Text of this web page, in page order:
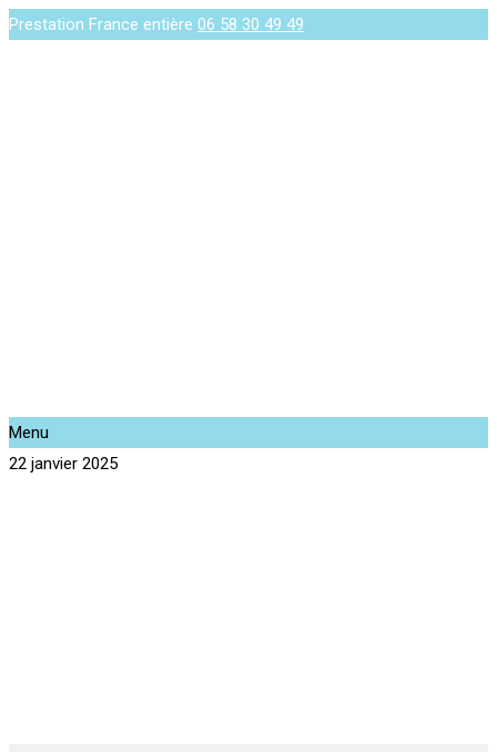
Prestation France entière 06 58 30 49 49
Menu
22 janvier 2025